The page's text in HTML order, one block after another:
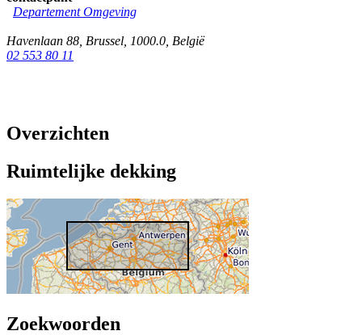
Departement Omgeving
Havenlaan 88 Brussel 1000.0 België
02 553 80 11
Overzichten
Ruimtelijke dekking
Zoekwoorden